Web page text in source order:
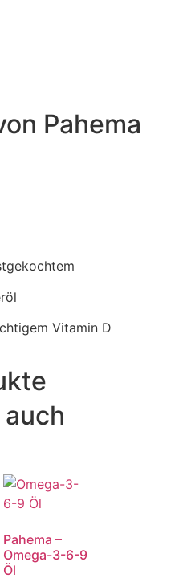
Pahema
Vitamin D
Pahema –
Omega-3-6-9
Öl